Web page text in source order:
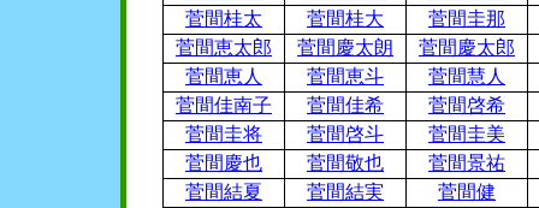
菅間桂太
菅間桂大
菅間圭那
菅間恵太郎
菅間慶太朗
菅間慶太郎
菅間恵人
菅間恵斗
菅間慧人
菅間佳南子
菅間佳希
菅間啓希
菅間圭将
菅間啓斗
菅間圭美
菅間慶也
菅間敬也
菅間景祐
菅間結夏
菅間結実
菅間健